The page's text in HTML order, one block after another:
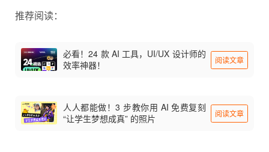
推荐阅读：
必看！24 款 AI 工具，UI/UX 设计师的
效率神器！
阅读文章
人人都能做！3 步教你用 AI 免费复刻
“让学生梦想成真” 的照片
阅读文章